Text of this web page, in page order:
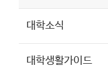
대학소식
대학생활가이드